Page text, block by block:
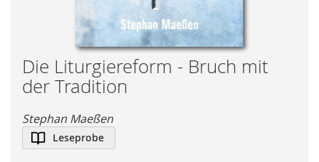
Skip
to
the
of
the
Die Liturgiereform - Bruch mit
der Tradition
Stephan Maeßen
Leseprobe